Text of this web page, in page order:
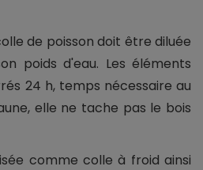
de poisson doit être diluée
poids d'eau. Les éléments
24 h, temps nécessaire au
elle ne tache pas le bois
comme colle à froid ainsi